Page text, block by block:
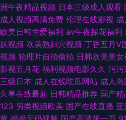
洲午夜精品视频 日本三级成人观看
成人视频高清免费 伦理在线影视
欧美日韩性爱福利 av午夜探花福利
妖视频 欧美熟妇穴视频 丁香五月V
视频 轮理片自拍偷拍 日韩欧美美女
影视五月花 福利视频电影久久 污污
三级日本 成人在线吃瓜网站 成人
久草在线最新 日韩精品推荐 国产
123 另类视频欧美 国产在线直播 亚